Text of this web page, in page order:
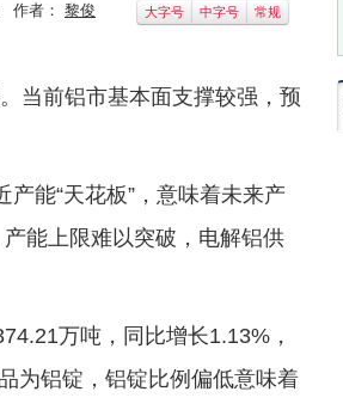
作者： 黎俊 大字号 中字号 常规
当前铝市基本面支撑较强，预
能“天花板”，意味着未来产
能上限难以突破，电解铝供
万吨，同比增长1.13%，
为铝锭，铝锭比例偏低意味着